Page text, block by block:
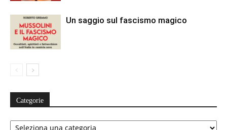
Un saggio sul fascismo magico
Categorie
Categorie